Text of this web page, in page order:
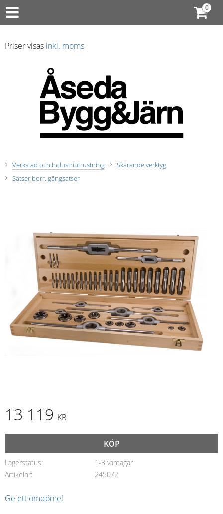
Priser visas inkl. moms
Verkstad och Industriutrustning
Skärande verktyg
Satser borr, gängsatser
13 119 KR
KÖP
Lagerstatus
1-3 vardagar
Artikelnr
245072
Ge ett omdöme!